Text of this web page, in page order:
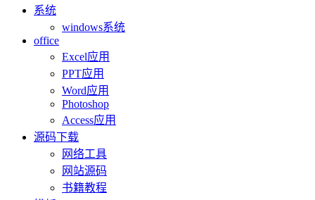
系统
windows系统
office
Excel应用
PPT应用
Word应用
Photoshop
Access应用
源码下载
网络工具
网站源码
书籍教程